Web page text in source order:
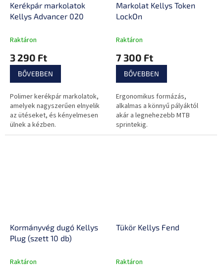
Kerékpár markolatok
Kellys Advancer 020
Raktáron
3 290 Ft
BŐVEBBEN
Polimer kerékpár markolatok,
amelyek nagyszerűen elnyelik
az ütéseket, és kényelmesen
ülnek a kézben.
Markolat Kellys Token
LockOn
Raktáron
7 300 Ft
BŐVEBBEN
Ergonomikus formázás,
alkalmas a könnyű pályáktól
akár a legnehezebb MTB
sprintekig.
Kormányvég dugó Kellys
Plug (szett 10 db)
Raktáron
Tükör Kellys Fend
Raktáron